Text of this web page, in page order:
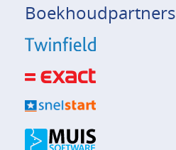
Boekhoudpartners